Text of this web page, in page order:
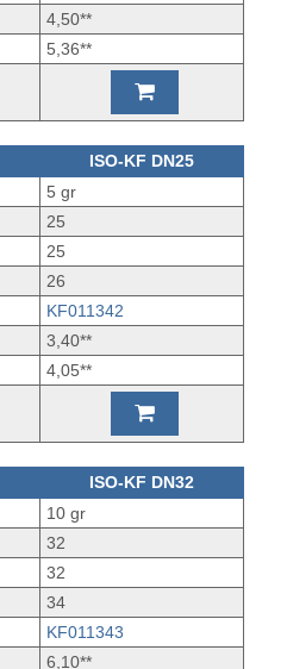
4,50**
5,36**
ISO-KF DN25
5 gr
25
25
26
KF011342
3,40**
4,05**
ISO-KF DN32
10 gr
32
32
34
KF011343
6,10**